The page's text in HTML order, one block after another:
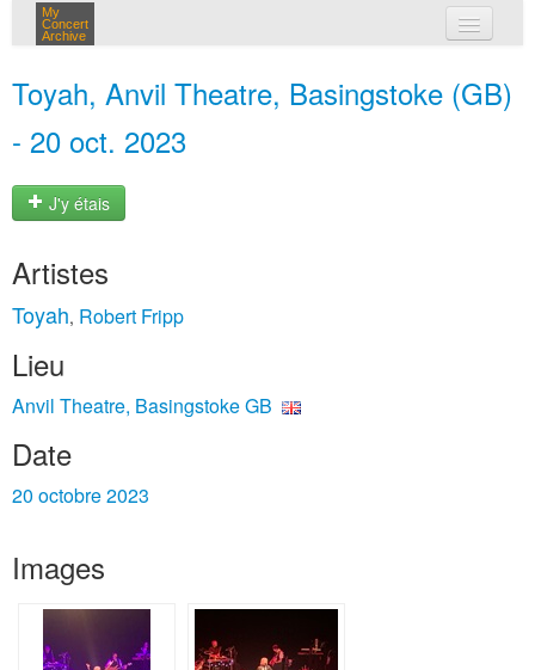
My
Concert
Archive
Toyah, Anvil Theatre, Basingstoke (GB)
- 20 oct. 2023
J'y étais
Artistes
Toyah, Robert Fripp
Lieu
Anvil Theatre, Basingstoke GB
Date
20 octobre 2023
Images